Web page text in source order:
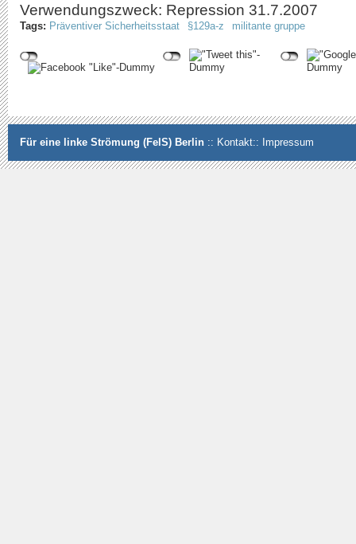
Verwendungszweck: Repression 31.7.2007
Tags: Präventiver Sicherheitsstaat §129a-z militante gruppe
Für eine linke Strömung (FelS) Berlin :: Kontakt:: Impressum